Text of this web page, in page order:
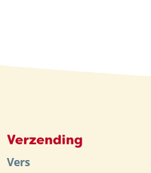
Verzending
Vers